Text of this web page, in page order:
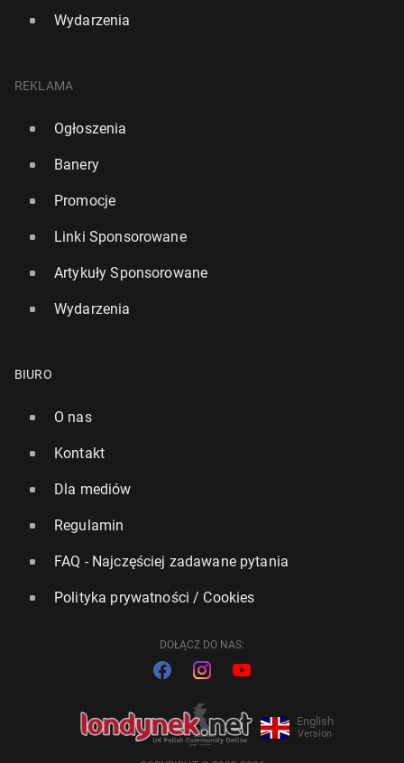
Wydarzenia
REKLAMA
Ogłoszenia
Banery
Promocje
Linki Sponsorowane
Artykuły Sponsorowane
Wydarzenia
BIURO
O nas
Kontakt
Dla mediów
Regulamin
FAQ - Najczęściej zadawane pytania
Polityka prywatności / Cookies
DOŁĄCZ DO NAS:
English
Version